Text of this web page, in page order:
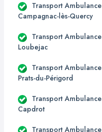
Transport Ambulance
Campagnac-lès-Quercy
Transport Ambulance
Loubejac
Transport Ambulance
Prats-du-Périgord
Transport Ambulance
Capdrot
Transport Ambulance